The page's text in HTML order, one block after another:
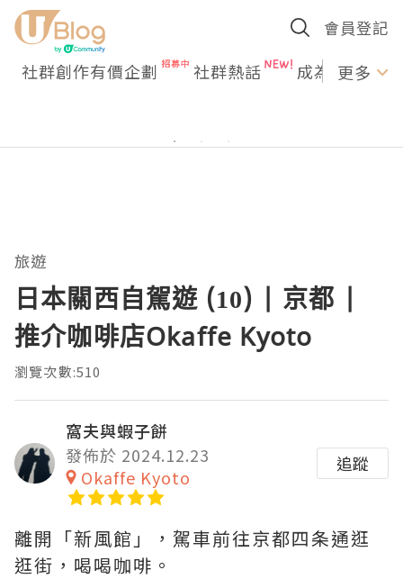
會員登記
社群創作有價企劃 社群熱話 成為U更多
旅遊
日本關西自駕遊 (10) | 京都 |
推介咖啡店Okaffe Kyoto
瀏覽次數:510
窩夫與蝦子餅
發佈於 2024.12.23
Okaffe Kyoto
追蹤
離開「新風館」，駕車前往京都四条通逛
逛街，喝喝咖啡。